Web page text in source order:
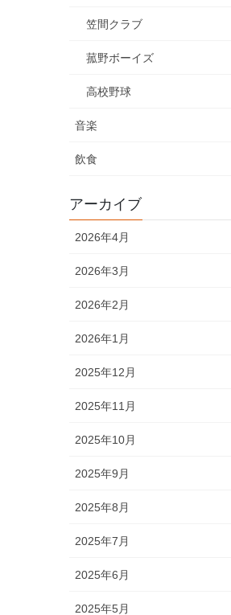
笠間クラブ
菰野ボーイズ
高校野球
音楽
飲食
アーカイブ
2026年4月
2026年3月
2026年2月
2026年1月
2025年12月
2025年11月
2025年10月
2025年9月
2025年8月
2025年7月
2025年6月
2025年5月